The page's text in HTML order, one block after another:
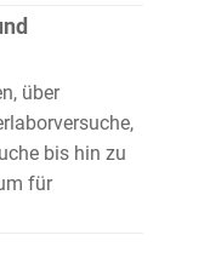
über
bis hin zu
für